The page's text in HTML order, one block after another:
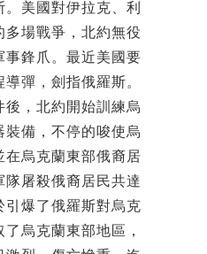
美國對伊拉克、利
多場戰爭，北約無役
事鋒爪。最近美國要
彈，劍指俄羅斯。
後，北約開始訓練烏
裝備，不停的唆使烏
在烏克蘭東部俄裔居
隊屠殺俄裔居民共達
引爆了俄羅斯對烏克
烏克蘭東部地區，